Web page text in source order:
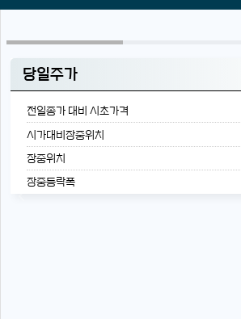
당일주가
전일종가 대비 시초가격
시가대비장중위치
장중위치
장중등락폭